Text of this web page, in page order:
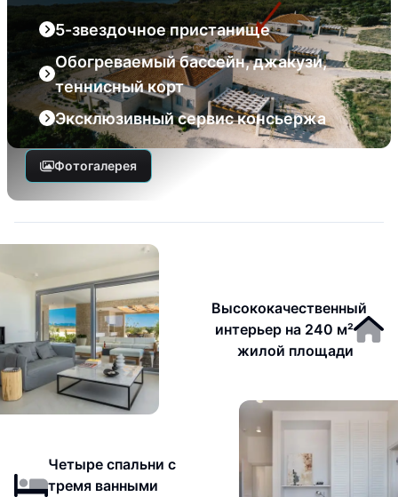
5-звездочное пристанище
Обогреваемый бассейн, джакузи,
теннисный корт
Эксклюзивный сервис консьержа
Фотогалерея
Высококачественный
интерьер на 240 м²
жилой площади
Четыре спальни с
тремя ванными